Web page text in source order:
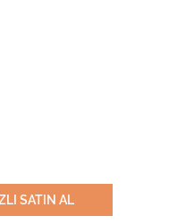
SATIN AL